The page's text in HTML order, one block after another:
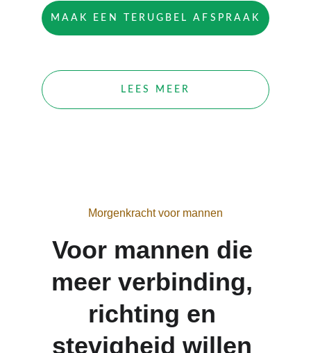
MAAK EEN TERUGBEL AFSPRAAK
LEES MEER
Morgenkracht voor mannen
Voor mannen die
meer verbinding,
richting en
stevigheid willen